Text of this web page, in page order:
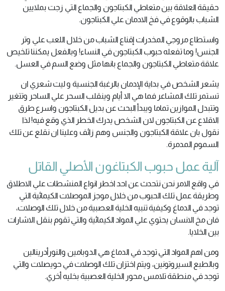
حقيقة العلاقة بين متعاطي الكبتاجون والجماع التي زجت بملايين
الشباب بالوقوع في فخ الادمان علي الكبتاجون.
واستطاع مروجي المخدرات إقناع الشباب من خلال اللعب علي وتر
الجنس! وما تفعله حبوب الكبتاجون في النساء! وبالفعل يمكننا تلخيص
علاقة متعاطي الكبتاجون والجماع بانها مثل وضع السم في العسل.
يشعر الشخص في بداية الإدمان بالرغبة الجنسية و ليت شعري ان
تستمر تلك المشاعر فما هي الا أيام وينقلب السحر علي الساحر وتتغير
وتتبدل الموازين تماما ويبدأ البحث عن بديل الكبتاجون واسرع طرق
الاقلاع عن الكبتاجون لان الشخص يدرك الخطر الذي وقع فيه! لذا
نقول بان علاقة الكبتاجون والجنس وهم زائف وعلينا ان نقلع عن تلك
السموم المدمرة.
آلية عمل حبوب الكبتاغون الأصلي القاتل
في واقع الامر نحن نتحدث عن احد اخطر انواع المنشطات علي الاطلاق
وطريقة عمل تلك الحبوب من خلال موجز الموصلات الكيمائية التي
توجد في الدماغ وكيفية تنبيه الخلية العصبية من خلال تلك الوصلات،
فان مخ الانسان يحتوي علي المواد الكيمائية والتي تقوم بنقل الاشارات
بين الخلايا.
ومن اهم المواد التي توجد في الدماغ هي الدوبامين والنورأدرينالين
وبالطبع السيروتونين، ويتم اختزان تلك الوصلات في حويصلات والتي
توجد في منطقة تلامس محور الخلية العصبية بخليه أخري.